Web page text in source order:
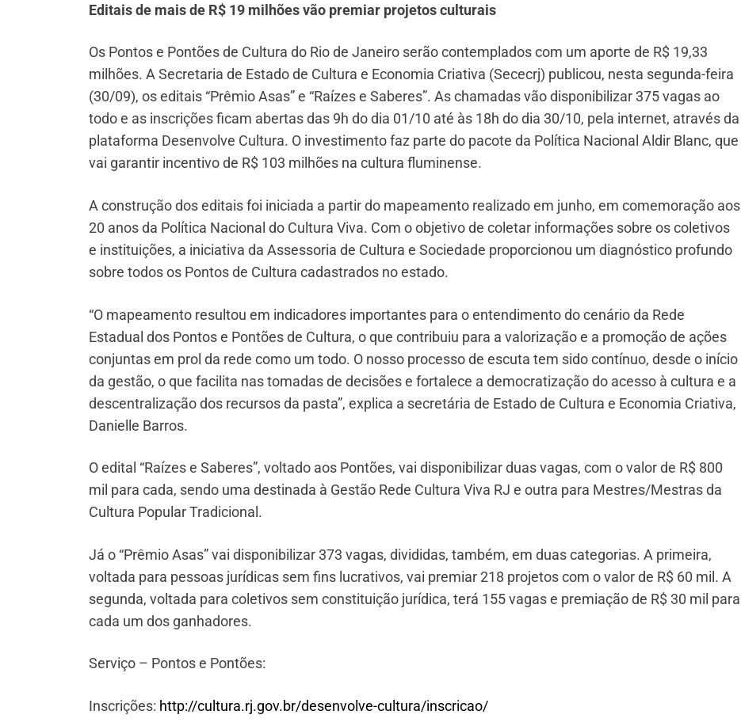
Editais de mais de R$ 19 milhões vão premiar projetos culturais
Os Pontos e Pontões de Cultura do Rio de Janeiro serão contemplados com um aporte de R$ 19,33
milhões. A Secretaria de Estado de Cultura e Economia Criativa (Sececrj) publicou, nesta segunda-feira
(30/09), os editais “Prêmio Asas” e “Raízes e Saberes”. As chamadas vão disponibilizar 375 vagas ao
todo e as inscrições ficam abertas das 9h do dia 01/10 até às 18h do dia 30/10, pela internet, através da
plataforma Desenvolve Cultura. O investimento faz parte do pacote da Política Nacional Aldir Blanc, que
vai garantir incentivo de R$ 103 milhões na cultura fluminense.
A construção dos editais foi iniciada a partir do mapeamento realizado em junho, em comemoração aos
20 anos da Política Nacional do Cultura Viva. Com o objetivo de coletar informações sobre os coletivos
e instituições, a iniciativa da Assessoria de Cultura e Sociedade proporcionou um diagnóstico profundo
sobre todos os Pontos de Cultura cadastrados no estado.
“O mapeamento resultou em indicadores importantes para o entendimento do cenário da Rede
Estadual dos Pontos e Pontões de Cultura, o que contribuiu para a valorização e a promoção de ações
conjuntas em prol da rede como um todo. O nosso processo de escuta tem sido contínuo, desde o início
da gestão, o que facilita nas tomadas de decisões e fortalece a democratização do acesso à cultura e a
descentralização dos recursos da pasta”, explica a secretária de Estado de Cultura e Economia Criativa,
Danielle Barros.
O edital “Raízes e Saberes”, voltado aos Pontões, vai disponibilizar duas vagas, com o valor de R$ 800
mil para cada, sendo uma destinada à Gestão Rede Cultura Viva RJ e outra para Mestres/Mestras da
Cultura Popular Tradicional.
Já o “Prêmio Asas” vai disponibilizar 373 vagas, divididas, também, em duas categorias. A primeira,
voltada para pessoas jurídicas sem fins lucrativos, vai premiar 218 projetos com o valor de R$ 60 mil. A
segunda, voltada para coletivos sem constituição jurídica, terá 155 vagas e premiação de R$ 30 mil para
cada um dos ganhadores.
Serviço – Pontos e Pontões:
Inscrições: http://cultura.rj.gov.br/desenvolve-cultura/inscricao/